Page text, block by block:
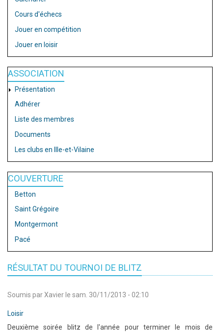
Cours d'échecs
Jouer en compétition
Jouer en loisir
ASSOCIATION
Présentation
Adhérer
Liste des membres
Documents
Les clubs en Ille-et-Vilaine
COUVERTURE
Betton
Saint Grégoire
Montgermont
Pacé
RÉSULTAT DU TOURNOI DE BLITZ
Soumis parXavier le sam. 30/11/2013 - 02:10
Loisir
Deuxième soirée blitz de l'année pour terminer le mois de